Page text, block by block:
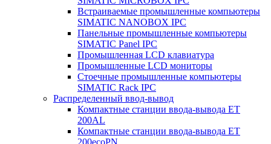
Встраиваемые промышленные компьютеры
SIMATIC NANOBOX IPC
Панельные промышленные компьютеры
SIMATIC Panel IPC
Промышленная LCD клавиатура
Промышленные LCD мониторы
Стоечные промышленные компьютеры
SIMATIC Rack IPC
Распределенный ввод-вывод
Компактные станции ввода-вывода ET
200AL
Компактные станции ввода-вывода ET